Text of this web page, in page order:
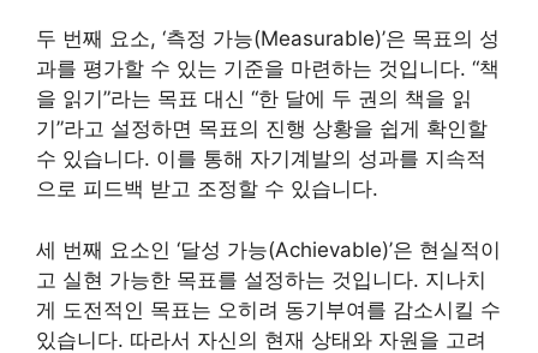
두 번째 요소, ‘측정 가능(Measurable)’은 목표의 성
과를 평가할 수 있는 기준을 마련하는 것입니다. “책
을 읽기”라는 목표 대신 “한 달에 두 권의 책을 읽
기”라고 설정하면 목표의 진행 상황을 쉽게 확인할
수 있습니다. 이를 통해 자기계발의 성과를 지속적
으로 피드백 받고 조정할 수 있습니다.
세 번째 요소인 ‘달성 가능(Achievable)’은 현실적이
고 실현 가능한 목표를 설정하는 것입니다. 지나치
게 도전적인 목표는 오히려 동기부여를 감소시킬 수
있습니다. 따라서 자신의 현재 상태와 자원을 고려